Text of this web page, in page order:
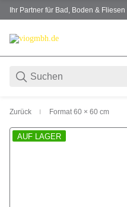
Ihr Partner für Bad, Boden & Fliesen
Zurück Format 60 × 60 cm
AUF LAGER